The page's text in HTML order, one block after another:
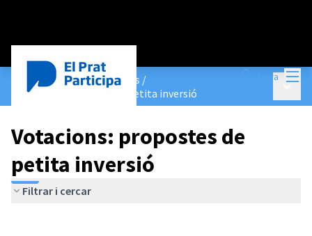
Entra
Pressupostos Participatius /
Votacions: propostes de petita inversió
Votacions: propostes de
petita inversió
Filtrar i cercar